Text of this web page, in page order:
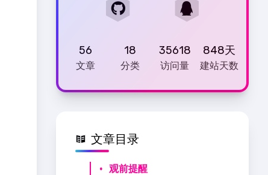
56
文章
18
分类
35618
访问量
848天
建站天数
文章目录
观前提醒